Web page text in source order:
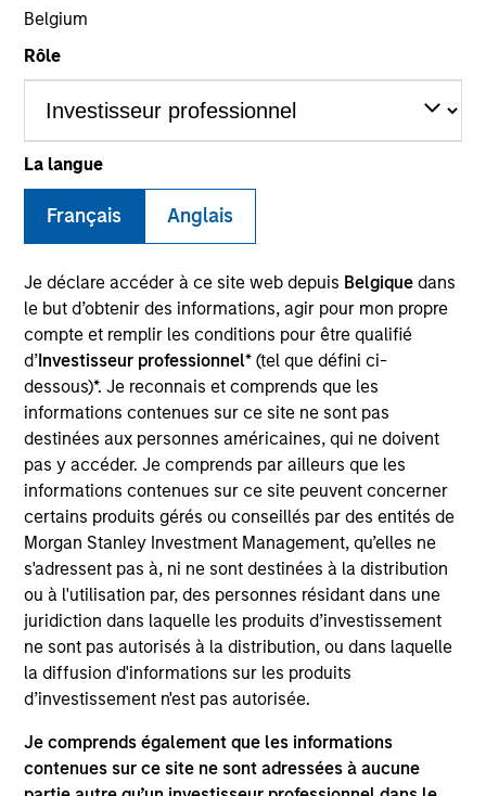
Belgium
Rôle
La langue
Français Anglais
Je déclare accéder à ce site web depuis Belgique dans
le but d’obtenir des informations, agir pour mon propre
compte et remplir les conditions pour être qualifié
d’Investisseur professionnel* (tel que défini ci-
dessous)*. Je reconnais et comprends que les
informations contenues sur ce site ne sont pas
destinées aux personnes américaines, qui ne doivent
pas y accéder. Je comprends par ailleurs que les
informations contenues sur ce site peuvent concerner
certains produits gérés ou conseillés par des entités de
Morgan Stanley Investment Management, qu’elles ne
s'adressent pas à, ni ne sont destinées à la distribution
ou à l'utilisation par, des personnes résidant dans une
juridiction dans laquelle les produits d’investissement
ne sont pas autorisés à la distribution, ou dans laquelle
la diffusion d'informations sur les produits
d’investissement n'est pas autorisée.
Je comprends également que les informations
contenues sur ce site ne sont adressées à aucune
Years
TEAM
Mortgage & Securitized Team
Matthew Buckley is a portfolio manager and trader
on the Mortgage and Securitized team. Matthew
joined Eaton Vance in 2005. Morgan Stanley
acquired Eaton Vance in March 2021. Matthew
started in the investment industry in 1998. His
previous experience includes affiliations with
Standard & Poor’s, Citizen’s Bank, and Woodcliff
Company, a boutique ABS investment bank.
Matthew earned a B.A. in economics from the
College of the Holy Cross and an M.B.A. in finance
from Babson College’s F.W. Olin Graduate School of
Business. He holds the Chartered Financial Analyst
designation.
Mortgage & Securitized Team
US Mortgage Strategy